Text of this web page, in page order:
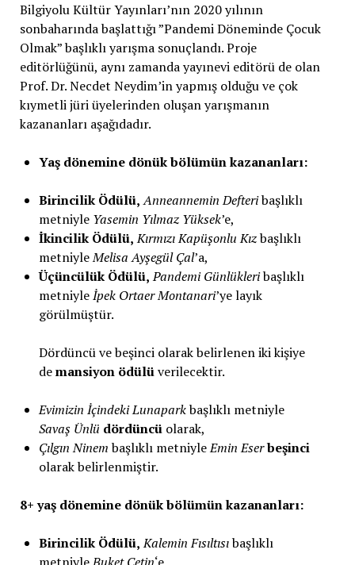
Bilgiyolu Kültür Yayınları’nın 2020 yılının
sonbaharında başlattığı ”Pandemi Döneminde Çocuk
Olmak” başlıklı yarışma sonuçlandı. Proje
editörlüğünü, aynı zamanda yayınevi editörü de olan
Prof. Dr. Necdet Neydim’in yapmış olduğu ve çok
kıymetli jüri üyelerinden oluşan yarışmanın
kazananları aşağıdadır.
Yaş dönemine dönük bölümün kazananları:
Birincilik Ödülü, Anneannemin Defteribaşlıklı
metniyle Yasemin Yılmaz Yüksek’e,
İkincilik Ödülü, Kırmızı Kapüşonlu Kızbaşlıklı
metniyleMelisa Ayşegül Çal’a,
Üçüncülük Ödülü, Pandemi Günlükleribaşlıklı
metniyleİpek Ortaer Montanari’ye layık
görülmüştür.
Dördüncü ve beşinci olarak belirlenen iki kişiye
demansiyon ödülüverilecektir.
Evimizin İçindeki Lunaparkbaşlıklı metniyle
Savaş Ünlü dördüncüolarak,
Çılgın Ninembaşlıklı metniyleEmin Eserbeşinci
olarak belirlenmiştir.
8+ yaş dönemine dönük bölümün kazananları:
Birincilik Ödülü, Kalemin Fısıltısıbaşlıklı